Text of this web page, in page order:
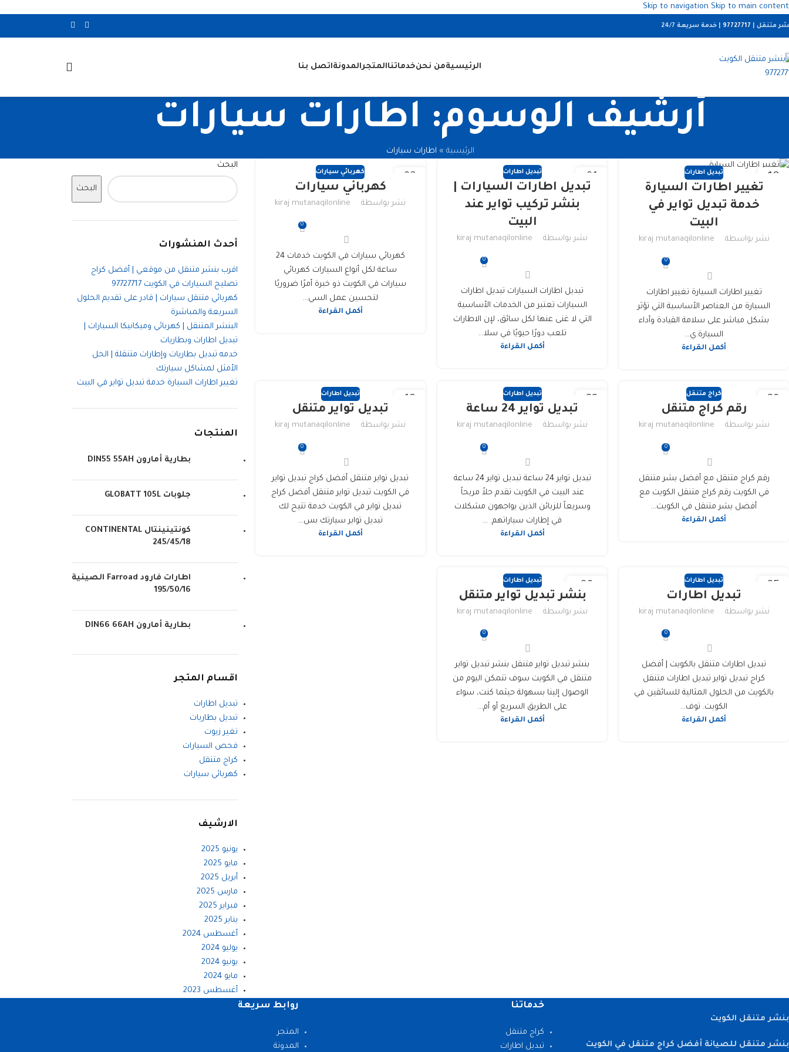
Skip to navigation Skip to main content
متنقل | 97727717 | خدمة سريعة 24/7
الرئيسيةمن نحنخدماتناالمتجرالمدونةاتصل بنا
أرشيف الوسوم: اطارات سيارات
الرئيسية » اطارات سيارات
تبديل اطارات
تغيير اطارات السيارة
خدمة تبديل تواير في
البيت
نشر بواسطة kiraj mutanaqilonline
0
تغيير اطارات السيارة تغيير اطارات
السيارة من العناصر الأساسية التي تؤثر
بشكل مباشر على سلامة القيادة وأداء
السيارة.ي...
أكمل القراءة
01
يونيو
تبديل اطارات
تبديل اطارات السيارات |
بنشر تركيب تواير عند
البيت
نشر بواسطة kiraj mutanaqilonline
0
تبديل اطارات السيارات تبديل اطارات
السيارات تعتبر من الخدمات الأساسية
التي لا غنى عنها لكل سائق، لإن الاطارات
تلعب دورًا حيويًا في سلا...
أكمل القراءة
كهربائي سيارات
كهربائي سيارات
نشر بواسطة kiraj mutanaqilonline
0
كهربائي سيارات في الكويت خدمات 24
ساعة لكل أنواع السيارات كهربائي
سيارات في الكويت ذو خبرة أمرًا ضروريًا
لتحسين عمل السي...
أكمل القراءة
كراج متنقل
رقم كراج متنقل
نشر بواسطة kiraj mutanaqilonline
0
رقم كراج متنقل مع أفضل بشر متنقل
في الكويت رقم كراج متنقل الكويت مع
أفضل بشر متنقل في الكويت...
أكمل القراءة
تبديل اطارات
تبديل تواير 24 ساعة
نشر بواسطة kiraj mutanaqilonline
0
تبديل تواير 24 ساعة تبديل تواير 24 ساعة
عند البيت في الكويت تقدم حلاً مريحاً
وسريعاً للزبائن الذين يواجهون مشكلات
في إطارات سياراتهم. ...
أكمل القراءة
تبديل اطارات
تبديل تواير متنقل
نشر بواسطة kiraj mutanaqilonline
0
تبديل تواير متنقل أفضل كراج تبديل تواير
في الكويت تبديل تواير متنقل أفضل كراج
تبديل تواير في الكويت خدمة تتيح لك
تبديل تواير سيارتك بس...
أكمل القراءة
تبديل اطارات
تبديل اطارات
نشر بواسطة kiraj mutanaqilonline
0
تبديل اطارات متنقل بالكويت | أفضل
كراج تبديل تواير تبديل اطارات متنقل
بالكويت من الحلول المثالية للسائقين في
الكويت. توف...
أكمل القراءة
أغسطس
تبديل اطارات
بنشر تبديل تواير متنقل
نشر بواسطة kiraj mutanaqilonline
0
بنشر تبديل تواير متنقل بنشر تبديل تواير
متنقل في الكويت سوف تتمكن اليوم من
الوصول إلينا بسهولة حيثما كنت، سواء
على الطريق السريع أو أم...
أكمل القراءة
البحث
البحث
أحدث المنشورات
اقرب بنشر متنقل من موقعي | أفضل كراج
تصليح السيارات في الكويت 97727717
كهربائي متنقل سيارات | قادر على تقديم الحلول
السريعة والمباشرة
البنشر المتنقل | كهربائي وميكانيكا السيارات |
تبديل اطارات وبطاريات
خدمه تبديل بطاريات وإطارات متنقلة | الحل
الأمثل لمشاكل سيارتك
تغيير اطارات السيارة خدمة تبديل تواير في البيت
المنتجات
بطارية أمارون DIN55 55AH
جلوبات GLOBATT 105L
كونتينينتال CONTINENTAL
245/45/18
اطارات فارود Farroad الصينية
195/50/16
بطارية أمارون DIN66 66AH
اقسام المتجر
تبديل اطارات
تبديل بطاريات
تغير زيوت
فحص السيارات
كراج متنقل
كهربائي سيارات
الارشيف
يونيو 2025
مايو 2025
أبريل 2025
مارس 2025
فبراير 2025
يناير 2025
أغسطس 2024
يوليو 2024
يونيو 2024
مايو 2024
أغسطس 2023
بنشر متنقل الكويت
بنشر متنقل للصيانة أفضل كراج متنقل في الكويت
خدماتنا
كراج متنقل
تبديل اطارات
روابط سريعة
المتجر
المدونة